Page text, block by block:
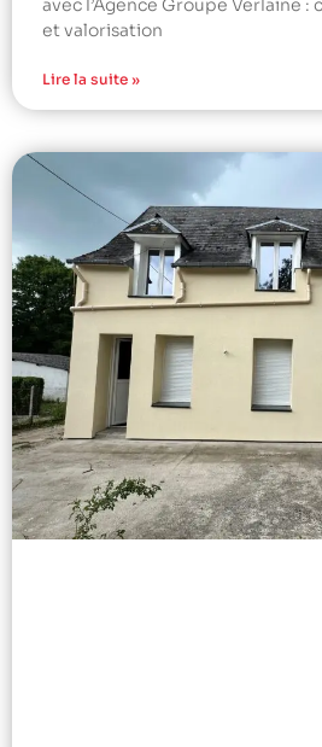
avec l’Agence Groupe Verlaine
et valorisation
Lire la suite »